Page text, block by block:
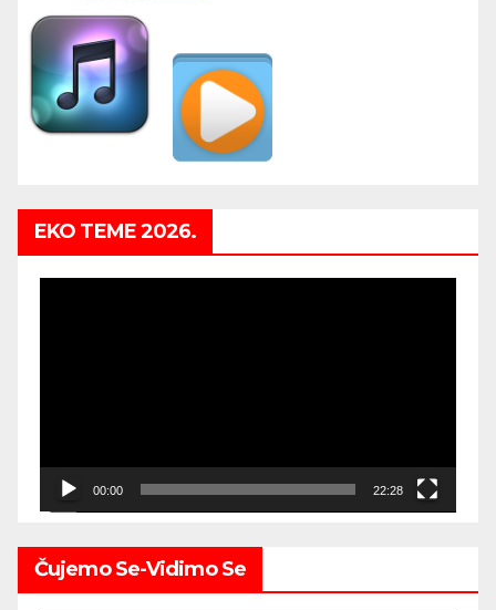
EKO TEME 2026.
00:00 22:28
Čujemo Se-Vidimo Se